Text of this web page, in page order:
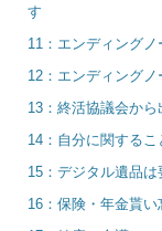
す
11：エンディング
12：エンディングノ
13：終活協議会か
14：自分に関する
15：デジタル遺品は
16：保険・年金貰